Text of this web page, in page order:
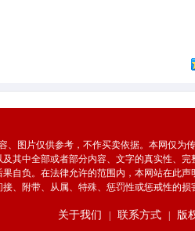
图片仅供参考，不作买卖依据。本网仅为
其中全部或者部分内容、文字的真实性、
自负。在法律允许的范围内，本网站在此
、附带、从属、特殊、惩罚性或惩戒性的损
关于我们 联系方式 版